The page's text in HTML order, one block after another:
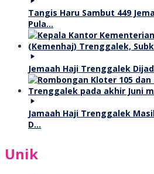
Tangis Haru Sambut 449
Pula…
Jemaah Haji Trenggalek
Jamaah Haji Trenggalek
D…
Unik